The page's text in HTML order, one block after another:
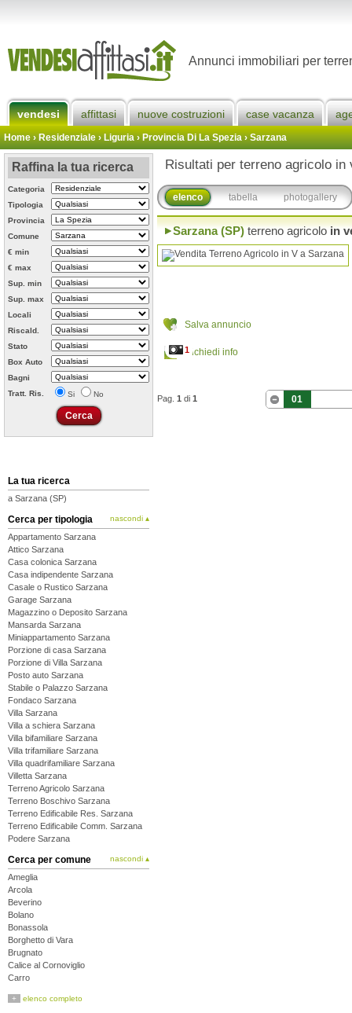
Annunci immobiliari per
vendesi affittasi nuove costruzioni case vacanza
Home› Residenziale › Liguria ›Provincia Di La Spezia›Sarzana
Raffina la tua ricerca
Categoria
Tipologia
Provincia
Comune
€ min
€ max
Sup. min
Sup. max
Locali
Riscald.
Stato
Box Auto
Bagni
Tratt. Ris.
Si No
La tua ricerca
a Sarzana (SP)
Cerca per tipologia nascondi ▴
Appartamento Sarzana
Attico Sarzana
Casa colonica Sarzana
Casa indipendente Sarzana
Casale o Rustico Sarzana
Garage Sarzana
Magazzino o Deposito Sarzana
Mansarda Sarzana
Miniappartamento Sarzana
Porzione di casa Sarzana
Porzione di Villa Sarzana
Posto auto Sarzana
Stabile o Palazzo Sarzana
Fondaco Sarzana
Villa Sarzana
Villa a schiera Sarzana
Villa bifamiliare Sarzana
Villa trifamiliare Sarzana
Villa quadrifamiliare Sarzana
Villetta Sarzana
Terreno Agricolo Sarzana
Terreno Boschivo Sarzana
Terreno Edificabile Res. Sarzana
Terreno Edificabile Comm. Sarzana
Podere Sarzana
Cerca per comune nascondi ▴
Ameglia
Arcola
Beverino
Bolano
Bonassola
Borghetto di Vara
Brugnato
Calice al Cornoviglio
Carro
Castelnuovo Magra
+ elenco completo
Risultati per terreno agricolo in
elenco tabella photogallery
Sarzana (SP) terreno agricolo in
1
Salva annuncio
Richiedi info
Pag. 1 di 1 01